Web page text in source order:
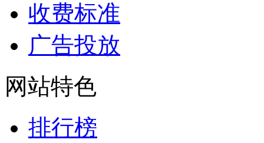
收费标准
广告投放
网站特色
排行榜